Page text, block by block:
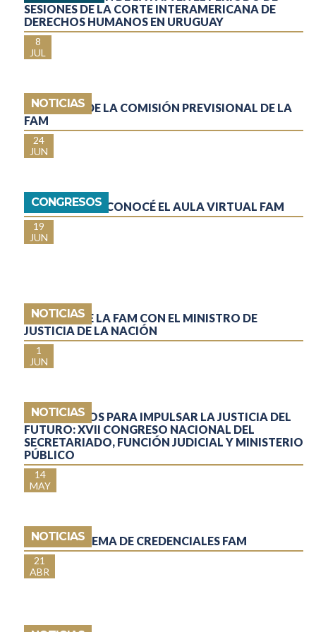
SESIONES DE LA CORTE INTERAMERICANA DE
DERECHOS HUMANOS EN URUGUAY
8
JUL
NOTICIAS
CREACIÓN DE LA COMISIÓN PREVISIONAL DE LA
FAM
24
JUN
CONGRESOS
REGISTRATE Y CONOCÉ EL AULA VIRTUAL FAM
19
JUN
NOTICIAS
REUNIÓN DE LA FAM CON EL MINISTRO DE
JUSTICIA DE LA NACIÓN
1
JUN
NOTICIAS
TRABAJAMOS PARA IMPULSAR LA JUSTICIA DEL
FUTURO: XVII CONGRESO NACIONAL DEL
SECRETARIADO, FUNCIÓN JUDICIAL Y MINISTERIO
PÚBLICO
14
MAY
NOTICIAS
NUEVO SISTEMA DE CREDENCIALES FAM
21
ABR